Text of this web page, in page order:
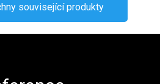
související produkty